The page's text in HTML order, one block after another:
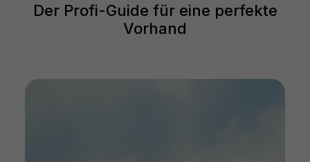
Der Profi-Guide für eine perfekte
Vorhand